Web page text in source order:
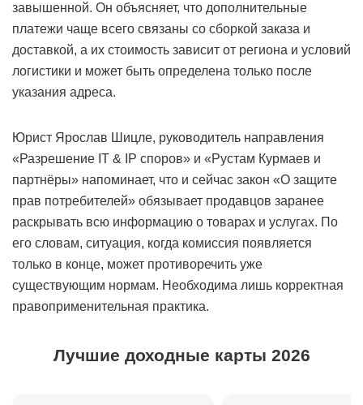
завышенной. Он объясняет, что дополнительные
платежи чаще всего связаны со сборкой заказа и
доставкой, а их стоимость зависит от региона и условий
логистики и может быть определена только после
указания адреса.
Юрист Ярослав Шицле, руководитель направления
«Разрешение IT & IP споров» и «Рустам Курмаев и
партнёры» напоминает, что и сейчас закон «О защите
прав потребителей» обязывает продавцов заранее
раскрывать всю информацию о товарах и услугах. По
его словам, ситуация, когда комиссия появляется
только в конце, может противоречить уже
существующим нормам. Необходима лишь корректная
правоприменительная практика.
Лучшие доходные карты 2026